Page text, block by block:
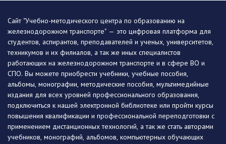
Сайт "Учебно-методического центра по образованию на
железнодорожном транспорте" — это цифровая платформа для
студентов, аспирантов, преподавателей и ученых, университетов,
техникумов и их филиалов, а так же иных специалистов
работающих на железнодорожном транспорте и в сфере ВО и
СПО. Вы можете приобрести учебники, учебные пособия,
альбомы, монографии, методические пособия, мультимедийные
издания для всех уровней профессионального образования,
подключиться к нашей электронной библиотеке или пройти курсы
повышения квалификации и профессиональной переподготовки с
применением дистанционных технологий, а так же стать авторами
учебников, монографий, альбомов, компьютерных обучающих